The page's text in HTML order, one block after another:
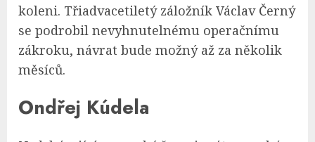
koleni. Třiadvacetiletý záložník Václav Černý
se podrobil nevyhnutelnému operačnímu
zákroku, návrat bude možný až za několik
měsíců.
Ondřej Kúdela